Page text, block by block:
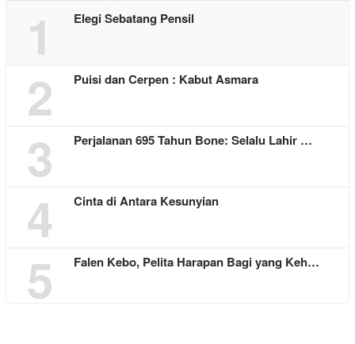
1 Elegi Sebatang Pensil
2 Puisi dan Cerpen : Kabut Asmara
3 Perjalanan 695 Tahun Bone: Selalu Lahir …
4 Cinta di Antara Kesunyian
5 Falen Kebo, Pelita Harapan Bagi yang Keh…